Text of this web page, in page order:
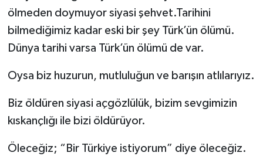
ölmeden doymuyor siyasi şehvet.Tarihini
bilmediğimiz kadar eski bir şey Türk’ün ölümü.
Dünya tarihi varsa Türk’ün ölümü de var.
Oysa biz huzurun, mutluluğun ve barışın atlılarıyız.
Biz öldüren siyasi açgözlülük, bizim sevgimizin
kıskançlığı ile bizi öldürüyor.
Öleceğiz; “Bir Türkiye istiyorum” diye öleceğiz.